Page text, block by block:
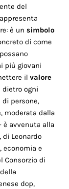
del
è unsimbolo
di come
più giovani
ilvalore
dietro ogni
persone,
moderata dalla
è avvenuta alla
di Leonardo
economia e
Consorzio di
dop,